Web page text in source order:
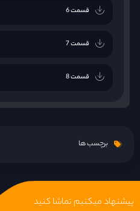
قسمت 6
قسمت 7
قسمت 8
برچسب ها
پیشنهاد میکنیم تماشا کنید